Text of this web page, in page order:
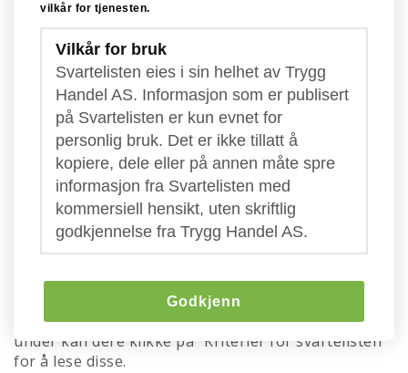
Trygg Handels svarteliste
Her kan dere se hvem som er aktive svindlere eller
driver med villedene markedsføring i markedet om
dagen. Advarslene bygger først og fremst på
informasjon fra våre medlemmer, men også fra
direkte kontakt og eksterne informasjonskilder. Her
under kan dere klikke på "Kriterier for svartelisten"
for å lese disse.
vilkår for tjenesten.
Vilkår for bruk
Svartelisten eies i sin helhet av Trygg
Handel AS. Informasjon som er publisert
på Svartelisten er kun evnet for
personlig bruk. Det er ikke tillatt å
kopiere, dele eller på annen måte spre
informasjon fra Svartelisten med
kommersiell hensikt, uten skriftlig
godkjennelse fra Trygg Handel AS.
Godkjenn